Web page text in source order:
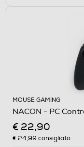
MOUSE GAMING
NACON - PC
€ 22,90
€ 24,99 consigliato